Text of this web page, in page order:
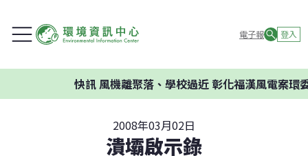
電子報 登入
風機離聚落、學校過近 彰化福漢風電案環委建議不
2008年03月02日
潰壩啟示錄